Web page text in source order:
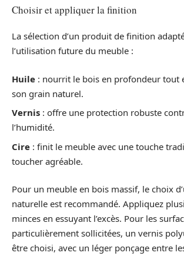
Choisir et appliquer la finition
La sélection d’un produit de finition
l’utilisation future du meuble :
Huile : nourrit le bois en profondeur tout
son grain naturel.
Vernis : offre une protection robuste
l’humidité.
Cire : finit le meuble avec une touche
toucher agréable.
Pour un meuble en bois massif, le choix
naturelle est recommandé. Appliquez
minces en essuyant l’excès. Pour les
particulièrement sollicitées, un vernis
être choisi, avec un léger ponçage entre